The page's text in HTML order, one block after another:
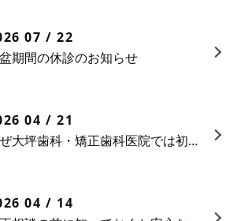
07 / 22
期間の休診のお知らせ
04 / 21
なぜ大坪歯科・矯正歯科医院では初診相談料をいただいているのか
04 / 14